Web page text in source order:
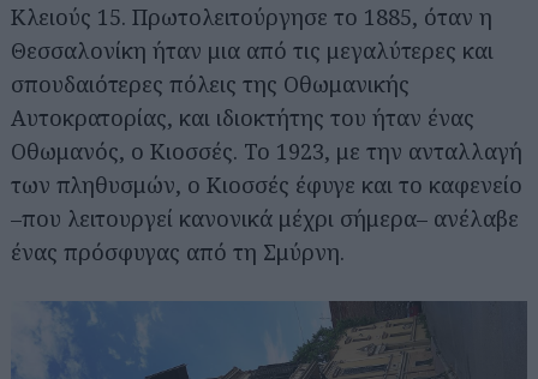
Κλειούς 15. Πρωτολειτούργησε το 1885, όταν η
Θεσσαλονίκη ήταν μια από τις μεγαλύτερες και
σπουδαιότερες πόλεις της Οθωμανικής
Αυτοκρατορίας, και ιδιοκτήτης του ήταν ένας
Οθωμανός, ο Κιοσσές. Το 1923, με την ανταλλαγή
των πληθυσμών, ο Κιοσσές έφυγε και το καφενείο
–που λειτουργεί κανονικά μέχρι σήμερα– ανέλαβε
ένας πρόσφυγας από τη Σμύρνη.